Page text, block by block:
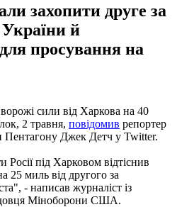
захопити друге за
й
просування на
сили від Харкова на 40
2 травня, повідомив репортер
Пентагону Джек Детч у Twitter.
під Харковом відтіснив
25 миль від другого за
- написав журналіст із
Міноборони США.